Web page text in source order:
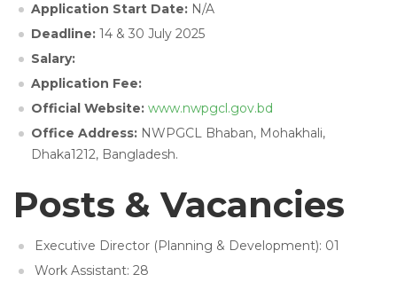
Application Start Date: N/A
Deadline: 14 & 30 July 2025
Salary:
Application Fee:
Official Website: www.nwpgcl.gov.bd
Office Address: NWPGCL Bhaban, Mohakhali,
Dhaka1212, Bangladesh.
Posts & Vacancies
Executive Director (Planning & Development): 01
Work Assistant: 28